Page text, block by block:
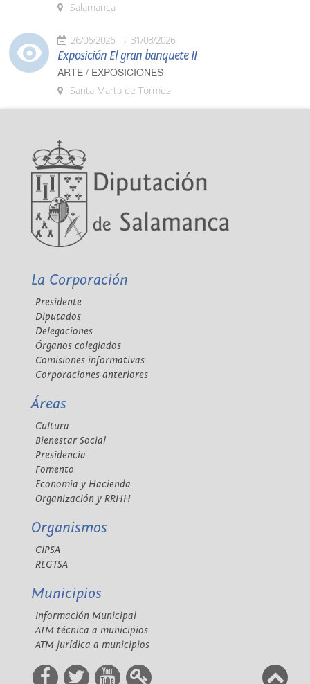
Salamanca
26/06/2026 31/08/2026
Exposición El gran banquete II
ARTE / EXPOSICIONES
Santa Marta de Tormes
La Corporación
Presidente
Diputados
Delegaciones
Órganos colegiados
Comisiones informativas
Corporaciones anteriores
Áreas
Cultura
Bienestar Social
Presidencia
Fomento
Economía y Hacienda
Organización y RRHH
Organismos
CIPSA
REGTSA
Municipios
Información Municipal
ATM técnica a municipios
ATM jurídica a municipios